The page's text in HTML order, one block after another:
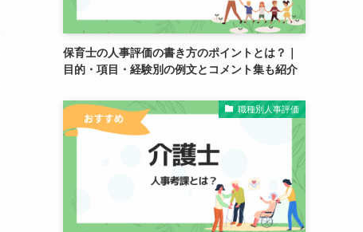
保育士の人事評価の書き方のポイントとは？｜
目的・項目・経験別の例文とコメント集も紹介
職種別人事評価